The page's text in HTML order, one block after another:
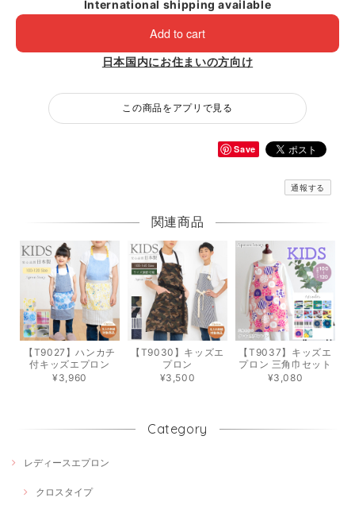
International shipping available
Add to cart
日本国内にお住まいの方向け
この商品をアプリで見る
Save
通報する
関連商品
【T9027】ハンカチ
付キッズエプロン
¥3,960
【T9030】キッズエ
プロン
¥3,500
【T9037】キッズエ
プロン 三角巾セット
¥3,080
Category
レディースエプロン
クロスタイプ